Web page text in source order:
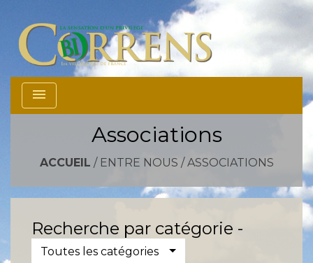
menu
Associations
ACCUEIL / ENTRE NOUS /ASSOCIATIONS
Recherche par catégorie -
Toutes les catégories